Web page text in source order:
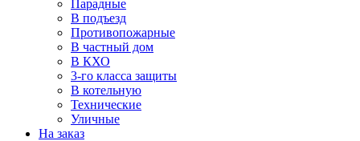
Парадные
В подъезд
Противопожарные
В частный дом
В КХО
3-го класса защиты
В котельную
Технические
Уличные
На заказ